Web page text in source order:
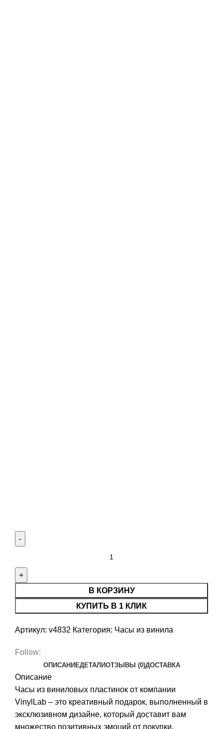
Количество товара Индейский череп
В КОРЗИНУ
КУПИТЬ В 1 КЛИК
Артикул: v4832 Категория: Часы из винила
Follow:
ОПИСАНИЕДЕТАЛИОТЗЫВЫ (0)ДОСТАВКА
Описание
Часы из виниловых пластинок от компании
VinylLab – это креативный подарок, выполненный в
эксклюзивном дизайне, который доставит вам
множество позитивных эмоций от покупки.